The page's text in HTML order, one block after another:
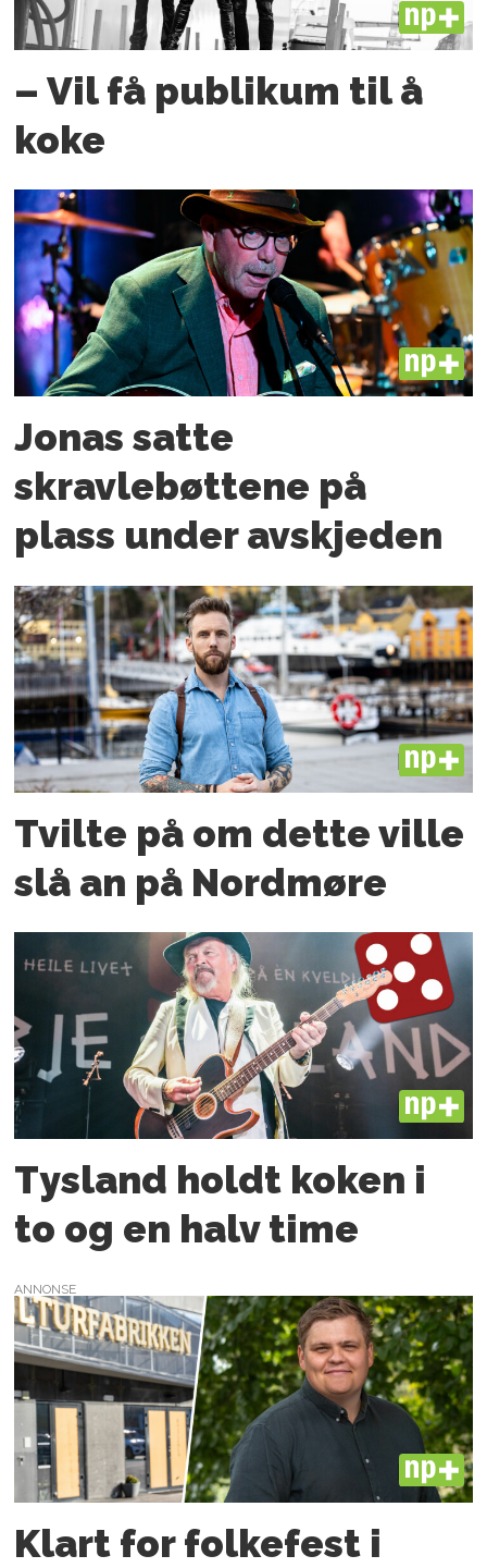
PLUS
– Vil få publikum til å
koke
PLUS
Jonas satte
skravlebøttene på
plass under avskjeden
PLUS
Tvilte på om dette ville
slå an på Nordmøre
PLUS
Tysland holdt koken i
to og en halv time
ANNONSE
PLUS
Klart for folkefest i